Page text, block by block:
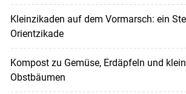
Kleinzikaden auf dem Vormarsch: ein
Orientzikade
Kompost zu Gemüse, Erdäpfeln und
Obstbäumen